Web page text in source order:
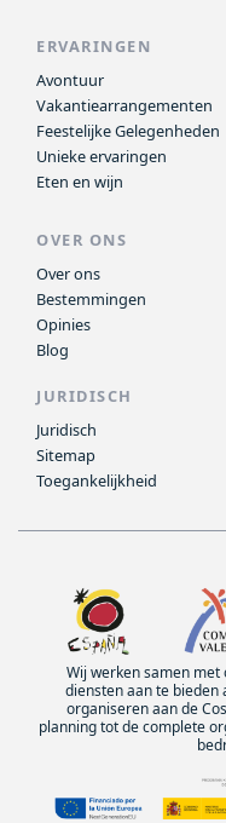
ERVARINGEN
Avontuur
Vakantiearrangementen
Feestelijke Gelegenheden
Unieke ervaringen
Eten en wijn
OVER ONS
Over ons
Bestemmingen
Opinies
Blog
JURIDISCH
Juridisch
Sitemap
Toegankelijkheid
Wij werken samen met
diensten aan te bieden
organiseren aan de
planning tot de complete